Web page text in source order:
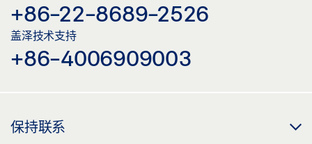
+86-22-8689-2526
盖泽技术支持
+86-4006909003
保持联系